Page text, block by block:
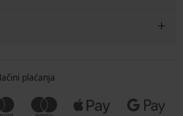
plaćanja